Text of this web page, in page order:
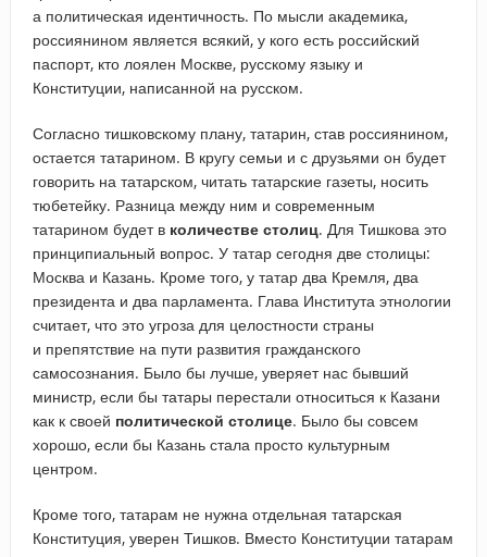
а политическая идентичность. По мысли академика,
россиянином является всякий, у кого есть российский
паспорт, кто лоялен Москве, русскому языку и
Конституции, написанной на русском.
Согласно тишковскому плану, татарин, став россиянином,
остается татарином. В кругу семьи и с друзьями он будет
говорить на татарском, читать татарские газеты, носить
тюбетейку. Разница между ним и современным
татарином будет в количестве столиц. Для Тишкова это
принципиальный вопрос. У татар сегодня две столицы:
Москва и Казань. Кроме того, у татар два Кремля, два
президента и два парламента. Глава Института этнологии
считает, что это угроза для целостности страны
и препятствие на пути развития гражданского
самосознания. Было бы лучше, уверяет нас бывший
министр, если бы татары перестали относиться к Казани
как к своей политической столице. Было бы совсем
хорошо, если бы Казань стала просто культурным
центром.
Кроме того, татарам не нужна отдельная татарская
Конституция, уверен Тишков. Вместо Конституции татарам